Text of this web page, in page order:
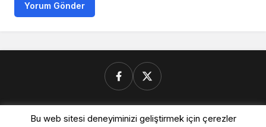
Yorum Gönder
Donanimforum.com
Bu web sitesi deneyiminizi geliştirmek için çerezler